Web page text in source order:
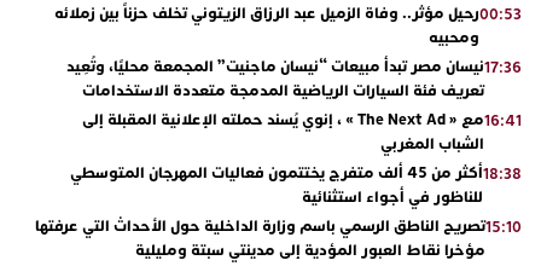
00:53رحيل مؤثر.. وفاة الزميل عبد الرزاق الزيتوني تخلف حزناً بين زملائه
ومحبيه
17:36نيسان مصر تبدأ مبيعات “نيسان ماجنيت” المجمعة محليًا، وتُعِيد
تعريف فئة السيارات الرياضية المدمجة متعددة الاستخدامات
16:41
مع « The Next Ad » ، إنوي يُسند حملته الإعلانية المقبلة إلى
الشباب المغربي
18:38
أكثر من 45 ألف متفرج يختتمون فعاليات المهرجان المتوسطي
للناظور في أجواء استثنائية
15:10تصريح الناطق الرسمي باسم وزارة الداخلية حول الأحداث التي عرفتها
مؤخرا نقاط العبور المؤدية إلى مدينتي سبتة ومليلية